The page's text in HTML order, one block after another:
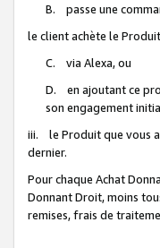
B. passe une
le client achète le
C. via Alexa, ou
D. en ajoutant ce
son engagement
iii. le Produit que vous
dernier.
Pour chaque Achat
Donnant Droit, moins
remises, frais de